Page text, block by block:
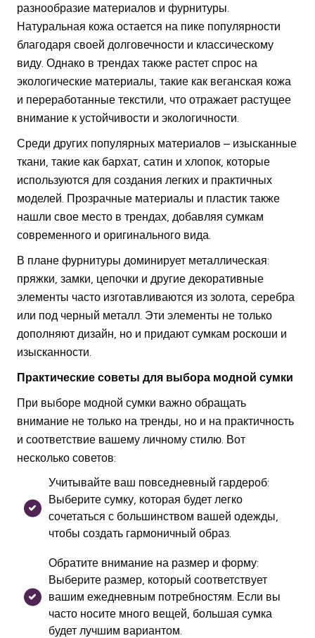
разнообразие материалов и фурнитуры.
Натуральная кожа остается на пике популярности
благодаря своей долговечности и классическому
виду. Однако в трендах также растет спрос на
экологические материалы, такие как веганская кожа
и переработанные текстили, что отражает растущее
внимание к устойчивости и экологичности.
Среди других популярных материалов – изысканные
ткани, такие как бархат, сатин и хлопок, которые
используются для создания легких и практичных
моделей. Прозрачные материалы и пластик также
нашли свое место в трендах, добавляя сумкам
современного и оригинального вида.
В плане фурнитуры доминирует металлическая:
пряжки, замки, цепочки и другие декоративные
элементы часто изготавливаются из золота, серебра
или под черный металл. Эти элементы не только
дополняют дизайн, но и придают сумкам роскоши и
изысканности.
Практические советы для выбора модной сумки
При выборе модной сумки важно обращать
внимание не только на тренды, но и на практичность
и соответствие вашему личному стилю. Вот
несколько советов:
Учитывайте ваш повседневный гардероб:
Выберите сумку, которая будет легко
сочетаться с большинством вашей одежды,
чтобы создать гармоничный образ.
Обратите внимание на размер и форму:
Выберите размер, который соответствует
вашим ежедневным потребностям. Если вы
часто носите много вещей, большая сумка
будет лучшим вариантом.